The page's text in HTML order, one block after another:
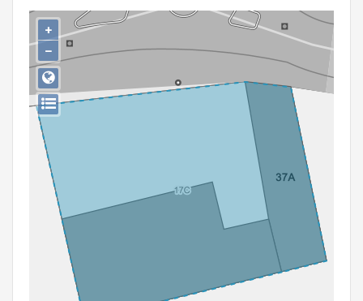
Gebeurtenis
Persoon of collectief
Downloads
Hergebruik
Aanmelden
+
−